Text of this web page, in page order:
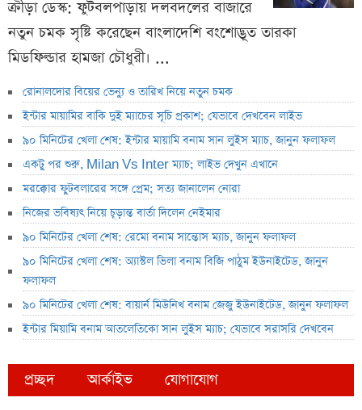
ক্রীড়া ডেস্ক: ফুটবলপাড়ায় দলবদলের বাজারে
নতুন চমক সৃষ্টি করেছেন বাংলাদেশি বংশোদ্ভূত তারকা
মিডফিল্ডার হামজা চৌধুরী। ...
রোনালদোর বিয়ের ভেন্যু ও তারিখ নিয়ে নতুন চমক
ইন্টার মায়ামির বাকি দুই ম্যাচের সূচি প্রকাশ; যেভাবে দেখবেন লাইভ
৯০ মিনিটের খেলা শেষ: ইন্টার মায়ামি বনাম সান লুইস ম্যাচ, জানুন ফলাফল
একটু পর শুরু, Milan Vs Inter ম্যাচ; লাইভ দেখুন এখানে
মরক্কোর ফুটবলারের সঙ্গে প্রেম; সত্য জানালেন নোরা
নিজের ভবিষ্যৎ নিয়ে চূড়ান্ত বার্তা দিলেন নেইমার
৯০ মিনিটের খেলা শেষ: রেমো বনাম সান্তোস ম্যাচ, জানুন ফলাফল
৯০ মিনিটের খেলা শেষ: অ্যাস্টল ভিলা বনাম বিজি পাঠুম ইউনাইটেড, জানুন
ফলাফল
৯০ মিনিটের খেলা শেষ: বায়ার্ন মিউনিখ বনাম জেজু ইউনাইটেড, জানুন ফলাফল
ইন্টার মিয়ামি বনাম আতলেতিকো সান লুইস ম্যাচ; যেভাবে সরাসরি দেখবেন
প্রচ্ছদ আর্কাইভ যোগাযোগ